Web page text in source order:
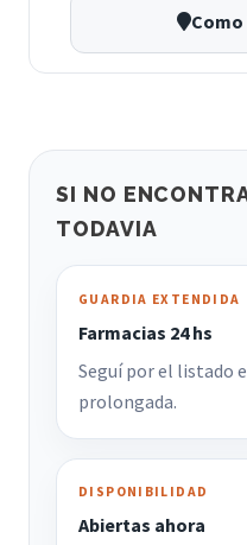
SI NO
TODAVIA
GUARDIA EXTENDIDA
Farmacias 24 hs
Seguí por el listado
prolongada.
DISPONIBILIDAD
Abiertas ahora